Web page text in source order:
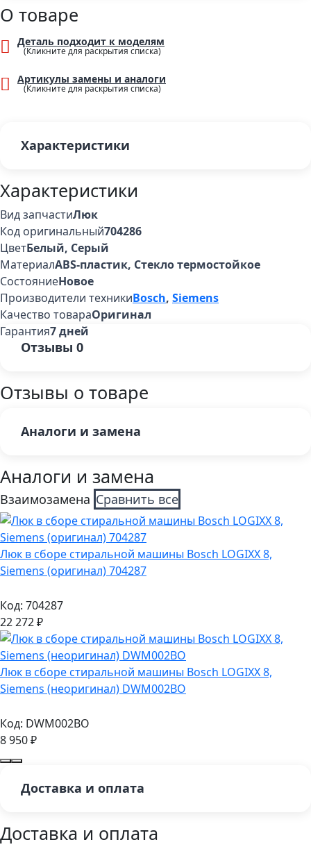
О товаре
Деталь подходит к моделям
Артикулы замены и аналоги
Характеристики
Характеристики
Вид запчастиЛюк
Код оригинальный704286
ЦветБелый, Серый
МатериалABS-пластик, Стекло термостойкое
СостояниеНовое
Производители техникиBosch, Siemens
Качество товараОригинал
Гарантия7 дней
Отзывы 0
Отзывы о товаре
Аналоги и замена
Аналоги и замена
Взаимозамена Сравнить все
Люк в сборе стиральной машины Bosch LOGIXX 8,
Siemens (оригинал) 704287
Код: 704287
22 272₽
Люк в сборе стиральной машины Bosch LOGIXX 8,
Siemens (неоригинал) DWM002BO
Код: DWM002BO
8 950₽
Доставка и оплата
Доставка и оплата